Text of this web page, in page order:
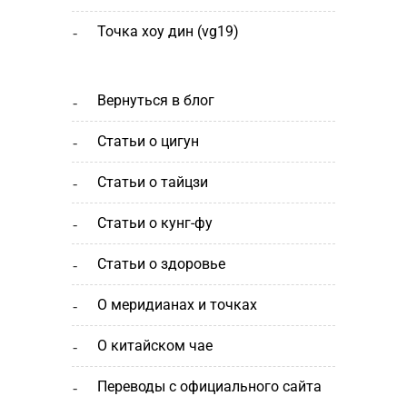
точка хоу дин (vg19)
вернуться в блог
статьи о цигун
статьи о тайцзи
статьи о кунг-фу
статьи о здоровье
о меридианах и точках
о китайском чае
переводы с официального сайта